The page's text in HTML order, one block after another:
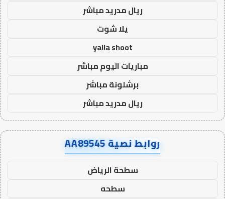
ريال مدريد مباشر
يلا شوت
yalla shoot
مباريات اليوم مباشر
برشلونة مباشر
ريال مدريد مباشر
روابط نصية AA89545
سطحة الرياض
سطحه